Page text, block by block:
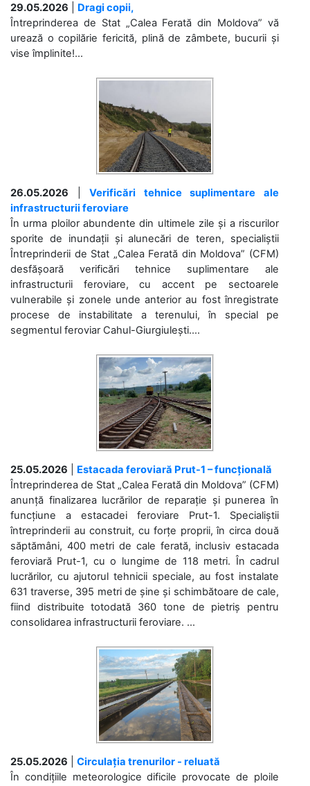
29.05.2026
Dragi copii,
Întreprinderea de Stat „Calea Ferată din Moldova” vă
urează o copilărie fericită, plină de zâmbete, bucurii și
vise împlinite!...
26.05.2026 |Verificări tehnice suplimentare ale
infrastructurii feroviare
În urma ploilor abundente din ultimele zile și a riscurilor
sporite de inundații și alunecări de teren, specialiștii
Întreprinderii de Stat „Calea Ferată din Moldova” (CFM)
desfășoară verificări tehnice suplimentare ale
infrastructurii feroviare, cu accent pe sectoarele
vulnerabile și zonele unde anterior au fost înregistrate
procese de instabilitate a terenului, în special pe
segmentul feroviar Cahul-Giurgiulești....
25.05.2026
Estacada feroviară Prut-1 – funcțională
Întreprinderea de Stat „Calea Ferată din Moldova” (CFM)
anunță finalizarea lucrărilor de reparație și punerea în
funcțiune a estacadei feroviare Prut-1. Specialiștii
întreprinderii au construit, cu forțe proprii, în circa două
săptămâni, 400 metri de cale ferată, inclusiv estacada
feroviară Prut-1, cu o lungime de 118 metri. În cadrul
lucrărilor, cu ajutorul tehnicii speciale, au fost instalate
631 traverse, 395 metri de șine și schimbătoare de cale,
fiind distribuite totodată 360 tone de pietriș pentru
consolidarea infrastructurii feroviare. ...
25.05.2026
Circulația trenurilor - reluată
În condițiile meteorologice dificile provocate de ploile